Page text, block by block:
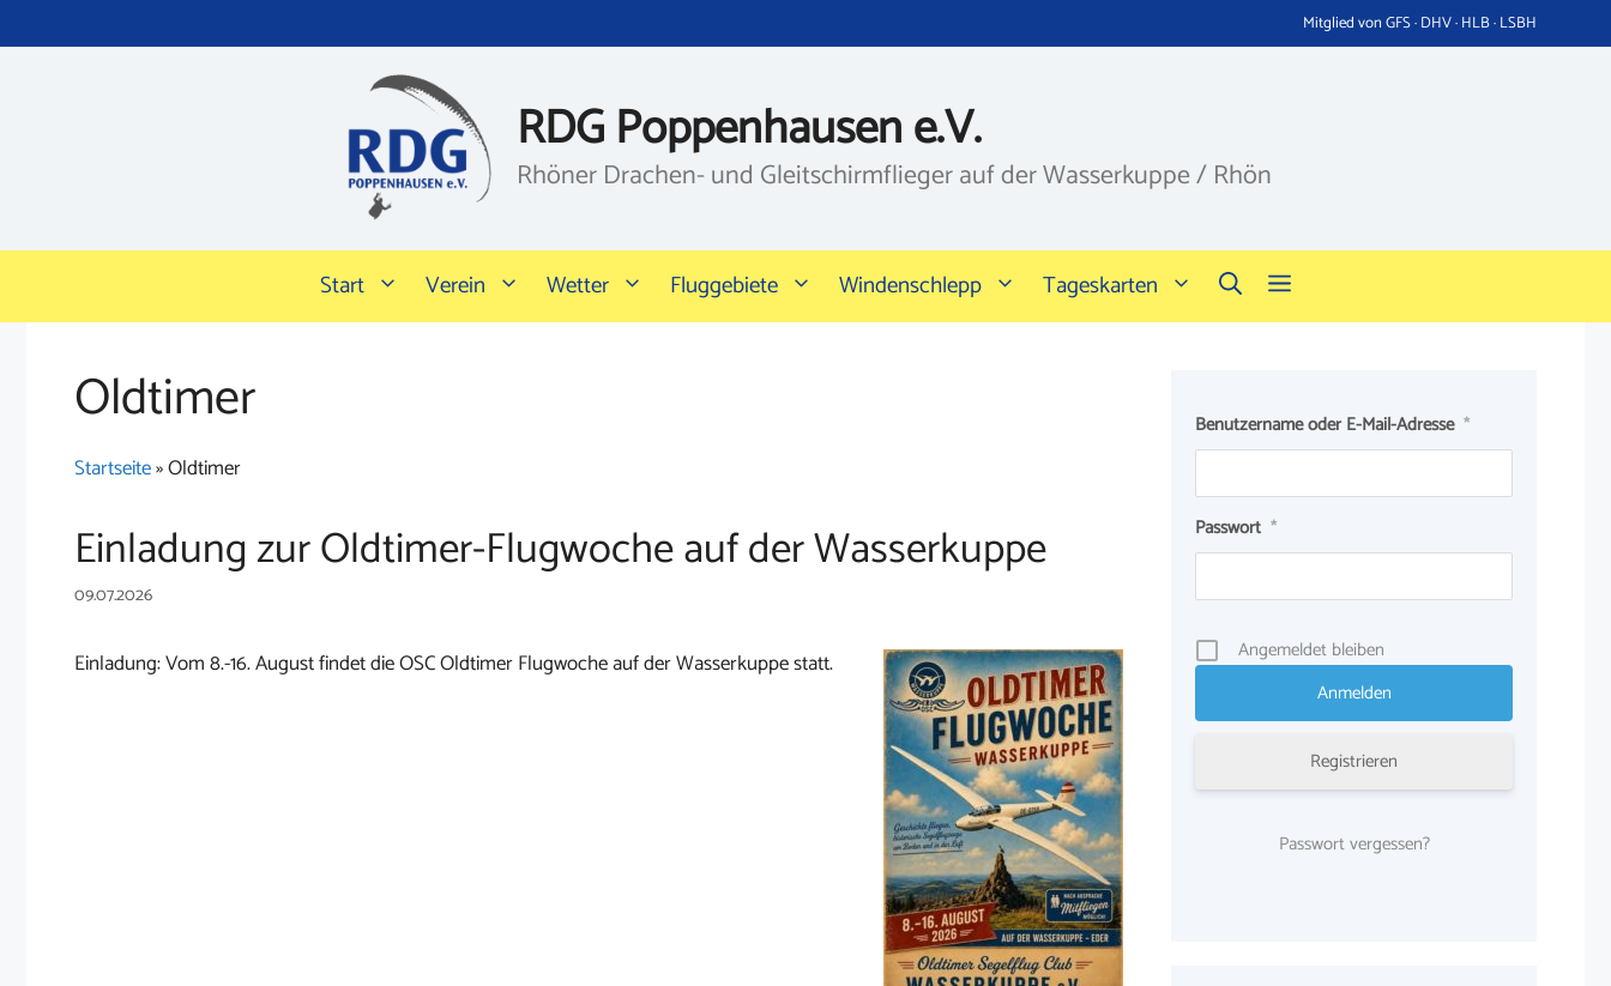
Inhalt
Mitglied von GFS · DHV · HLB · LSBH
RDG Poppenhausen e.V.
Rhöner Drachen- und Gleitschirmflieger auf der Wasserkuppe / Rhön
Start Verein Wetter Fluggebiete Windenschlepp Tageskarten
Oldtimer
Startseite»Oldtimer
Einladung zur Oldtimer-Flugwoche auf der Wasserkuppe
09.07.2026
Einladung: Vom 8.-16. August findet die OSC Oldtimer Flugwoche auf der Wasserkuppe statt.
Benutzername oder E-Mail-Adresse *
Passwort *
Angemeldet bleiben
Registrieren
Passwort vergessen?